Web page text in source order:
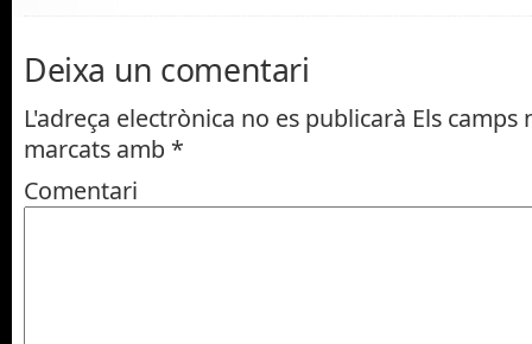
Deixa un comentari
L'adreça electrònica no es publicarà Els camps
marcats amb *
Comentari